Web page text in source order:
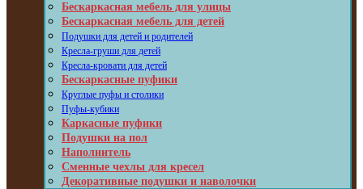
Бескаркасная мебель для улицы
Бескаркасная мебель для детей
Подушки для детей и родителей
Кресла-груши для детей
Кресла-кровати для детей
Бескаркасные пуфики
Круглые пуфы и столики
Пуфы-кубики
Каркасные пуфики
Подушки на пол
Наполнитель
Сменные чехлы для кресел
Декоративные подушки и наволочки